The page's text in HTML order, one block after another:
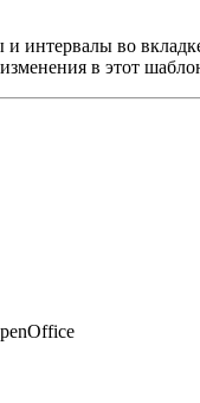
интервалы во
в этот